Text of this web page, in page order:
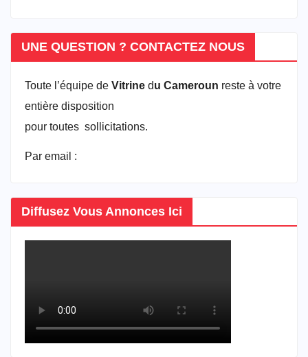
UNE QUESTION ? CONTACTEZ NOUS
Toute l’équipe de Vitrine du Cameroun reste à votre
entière disposition
pour toutes sollicitations.
Par email :
Diffusez Vous Annonces Ici